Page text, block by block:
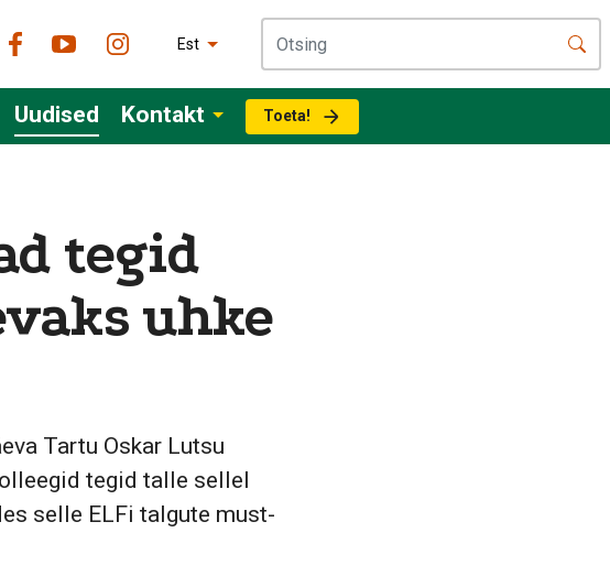
Est
Uudised Kontakt Toeta!
tegid
uhke
Tartu Oskar Lutsu
tegid talle sellel
selle ELFi talgute must-